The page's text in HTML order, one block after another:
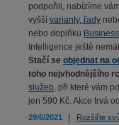
podpořili, nabízíme
vyšší varianty, řady
nebo doplňku
Intelligence ještě
Stačí se objednat na
toho nejvhodnějšího
služeb, při které vám
jen 590 Kč. Akce trvá
29/6/2021 Rozšiřte